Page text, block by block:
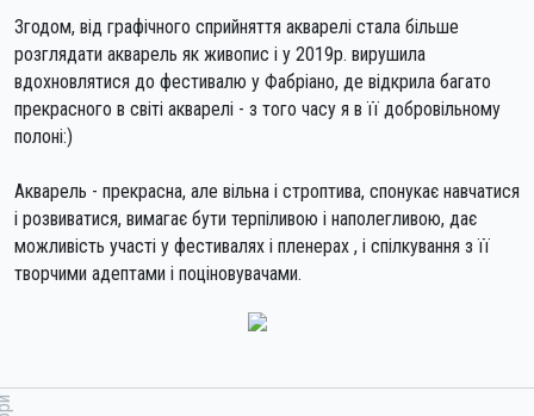
Згодом, від графічного сприйняття акварелі стала більше
розглядати акварель як живопис і у 2019р. вирушила
вдохновлятися до фестивалю у Фабріано, де відкрила багато
прекрасного в світі акварелі - з того часу я в її добровільному
полоні:)
Акварель - прекрасна, але вільна і строптива, спонукає навчатися
і розвиватися, вимагає бути терпіливою і наполегливою, дає
можливість участі у фестивалях і пленерах , і спілкування з її
творчими адептами і поціновувачами.